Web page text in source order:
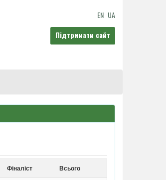
EN UA
Підтримати сайт
Фіналіст Всього